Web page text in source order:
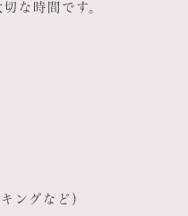
な時間です。
ングなど）